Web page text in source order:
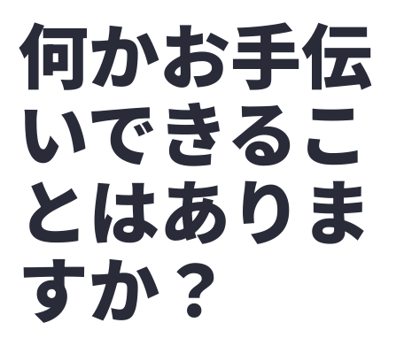
何かお手伝
いできるこ
とはありま
すか？